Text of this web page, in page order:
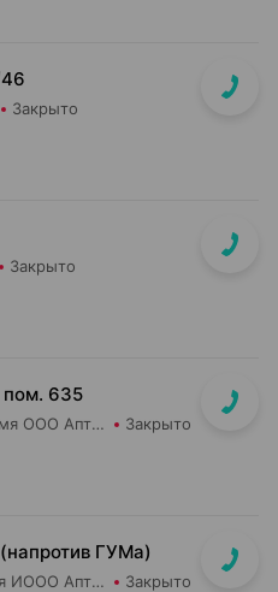
Закрыто
Закрыто
пом. 635
Планета Здоровья Доктор Время ООО Аптека №52 Закрыто
ГУМа)
Планета Здоровья АБФармация ИООО Аптека №1 Закрыто